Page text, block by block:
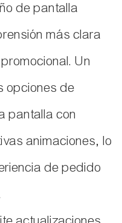
de pantalla
más clara
Un
opciones de
pantalla con
animaciones, lo
de pedido